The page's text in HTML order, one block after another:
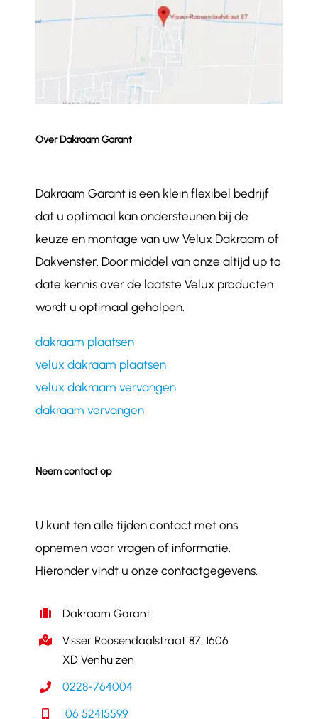
Over Dakraam Garant
Dakraam Garant is een klein flexibel bedrijf
dat u optimaal kan ondersteunen bij de
keuze en montage van uw Velux Dakraam of
Dakvenster. Door middel van onze altijd up to
date kennis over de laatste Velux producten
wordt u optimaal geholpen.
dakraam plaatsen
velux dakraam plaatsen
velux dakraam vervangen
dakraam vervangen
Neem contact op
U kunt ten alle tijden contact met ons
opnemen voor vragen of informatie.
Hieronder vindt u onze contactgegevens.
Dakraam Garant
Visser Roosendaalstraat 87, 1606
XD Venhuizen
0228-764004
06 52415599